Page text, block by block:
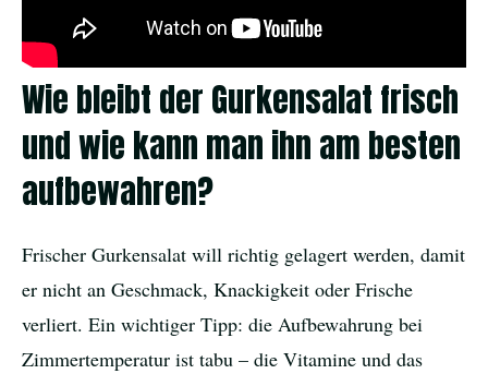
Wie bleibt der Gurkensalat frisch
und wie kann man ihn am besten
aufbewahren?
Frischer Gurkensalat will richtig gelagert werden, damit
er nicht an Geschmack, Knackigkeit oder Frische
verliert. Ein wichtiger Tipp: die Aufbewahrung bei
Zimmertemperatur ist tabu – die Vitamine und das